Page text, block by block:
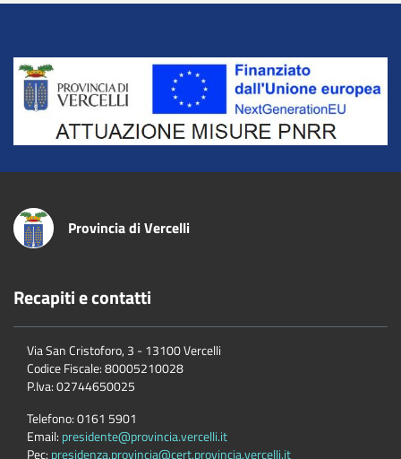
Title
Provincia di Vercelli
Recapiti e contatti
Via San Cristoforo, 3 - 13100 Vercelli
Codice Fiscale:80005210028
P.Iva:02744650025
Telefono:0161 5901
Email: presidente@provincia.vercelli.it
Pec: presidenza.provincia@cert.provincia.vercelli.it